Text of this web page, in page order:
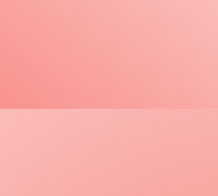
申請書を当協会に提出し、許可を受けてください。